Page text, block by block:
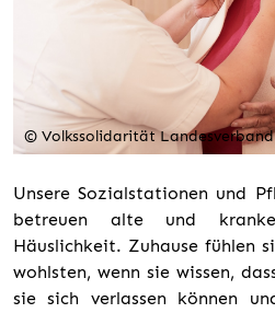
© Volkssolidarität
Unsere Sozialstationen und
betreuen alte und
Häuslichkeit. Zuhause fühlen
wohlsten, wenn sie wissen,
sie sich verlassen können